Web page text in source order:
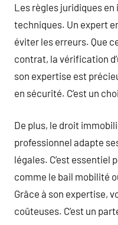
Les règles juridiques
techniques. Un expert
éviter les erreurs. Que
contrat, la vérification
son expertise est
en sécurité. C’est un
De plus, le droit
professionnel adapte
légales. C’est
comme le bail mobilité
Grâce à son expertise,
coûteuses. C’est un